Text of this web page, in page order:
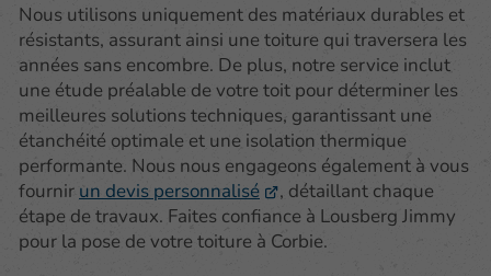
Nous utilisons uniquement des matériaux durables et
résistants, assurant ainsi une toiture qui traversera les
années sans encombre. De plus, notre service inclut
une étude préalable de votre toit pour déterminer les
meilleures solutions techniques, garantissant une
étanchéité optimale et une isolation thermique
performante. Nous nous engageons également à vous
fournir un devis personnalisé
, détaillant chaque
étape de travaux. Faites confiance à Lousberg Jimmy
pour la pose de votre toiture à Corbie.